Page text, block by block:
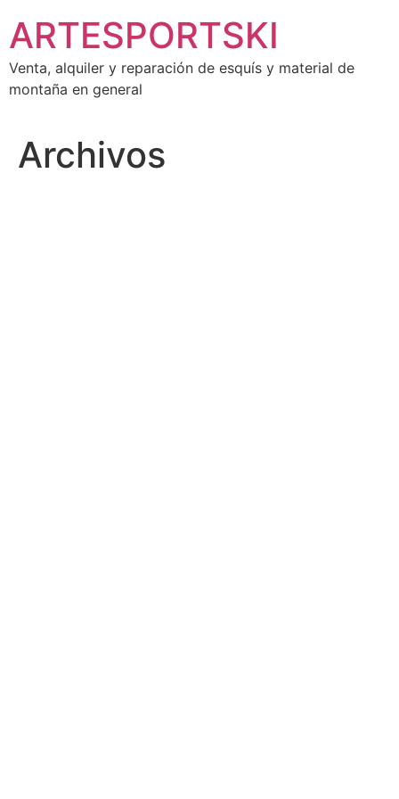
contenido
ARTESPORTSKI
Venta, alquiler y reparación de esquís y material de
montaña en general
Archivos